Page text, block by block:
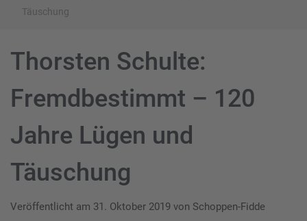
Täuschung
Thorsten Schulte:
Fremdbestimmt – 120
Jahre Lügen und
Täuschung
Veröffentlicht am 31. Oktober 2019 von Schoppen-Fidde